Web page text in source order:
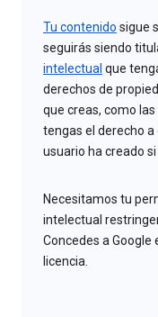
Tu contenido sigue
seguirás siendo
intelectual que
derechos de
que creas, como
tengas el derecho
usuario ha creado
Necesitamos tu
intelectual
Concedes a
licencia.